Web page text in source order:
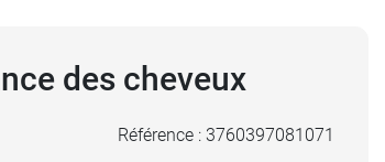
des cheveux
Référence : 3760397081071